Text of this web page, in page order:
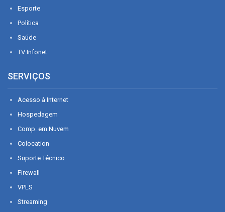
Esporte
Política
Saúde
TV Infonet
SERVIÇOS
Acesso à Internet
Hospedagem
Comp. em Nuvem
Colocation
Suporte Técnico
Firewall
VPLS
Streaming